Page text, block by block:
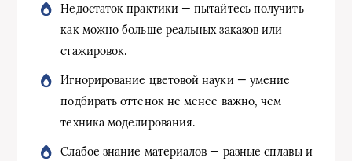
Недостаток практики — пытайтесь получить
как можно больше реальных заказов или
стажировок.
Игнорирование цветовой науки — умение
подбирать оттенок не менее важно, чем
техника моделирования.
Слабое знание материалов — разные сплавы и